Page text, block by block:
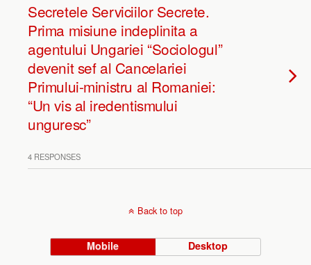
Secretele Serviciilor Secrete.
Prima misiune indeplinita a
agentului Ungariei “Sociologul”
devenit sef al Cancelariei
Primului-ministru al Romaniei:
“Un vis al iredentismului
unguresc”
4 RESPONSES
Back to top
Mobile Desktop